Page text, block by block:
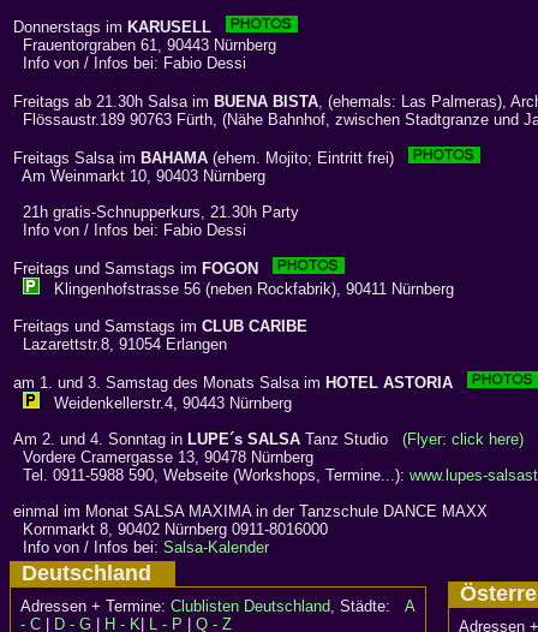
Donnerstags im KARUSELL
Frauentorgraben 61, 90443 Nürnberg
Info von / Infos bei: Fabio Dessi
Freitags ab 21.30h Salsa im BUENA BISTA, (ehemals: Las Palmeras),
Flössaustr.189 90763 Fürth, (Nähe Bahnhof, zwischen Stadtgranze und
Freitags Salsa im BAHAMA (ehem. Mojito; Eintritt frei)
Am Weinmarkt 10, 90403 Nürnberg
21h gratis-Schnupperkurs, 21.30h Party
Info von / Infos bei: Fabio Dessi
Freitags und Samstags im FOGON
Klingenhofstrasse 56 (neben Rockfabrik), 90411 Nürnberg
Freitags und Samstags im CLUB CARIBE
Lazarettstr.8, 91054 Erlangen
am 1. und 3. Samstag des Monats Salsa im HOTEL ASTORIA
Weidenkellerstr.4, 90443 Nürnberg
Am 2. und 4. Sonntag in LUPE´s SALSA Tanz Studio (Flyer: click here)
Vordere Cramergasse 13, 90478 Nürnberg
Tel. 0911-5988 590, Webseite (Workshops, Termine...): www.lupes-
einmal im Monat SALSA MAXIMA in der Tanzschule DANCE MAXX
Kornmarkt 8, 90402 Nürnberg 0911-8016000
Info von / Infos bei: Salsa-Kalender
Deutschland
Adressen + Termine: Clublisten Deutschland, Städte: A
- C
D - G H - K L - P
Q - Z
Adressen